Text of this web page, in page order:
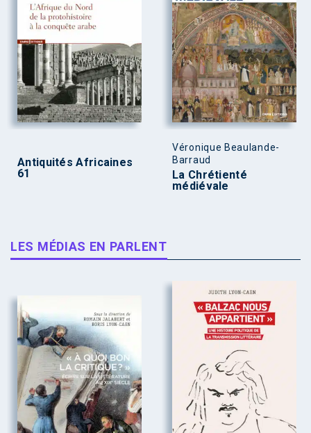
Antiquités Africaines
61
Véronique Beaulande-
Barraud
La Chrétienté
médiévale
LES MÉDIAS EN PARLENT